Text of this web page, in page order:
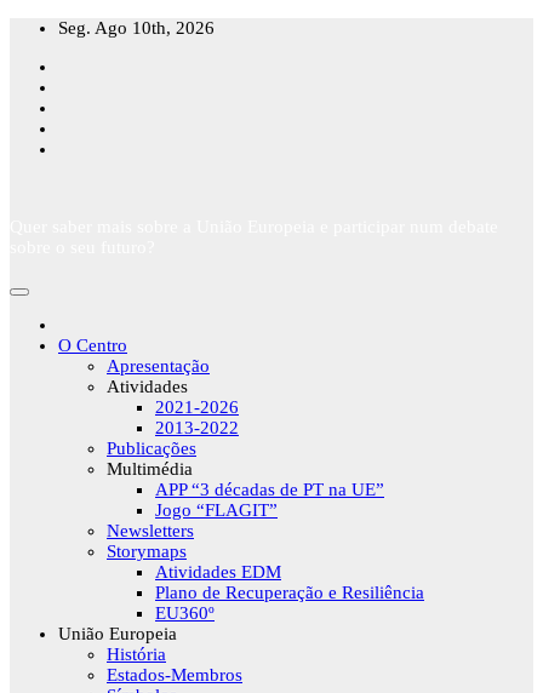
Skip
content
Seg. Ago 10th, 2026
O Centro
Apresentação
Atividades
2021-2026
2013-2022
Publicações
Multimédia
APP “3 décadas de PT na UE”
Jogo “FLAGIT”
Newsletters
Storymaps
Atividades EDM
Plano de Recuperação e Resiliência
EU360º
União Europeia
História
Estados-Membros